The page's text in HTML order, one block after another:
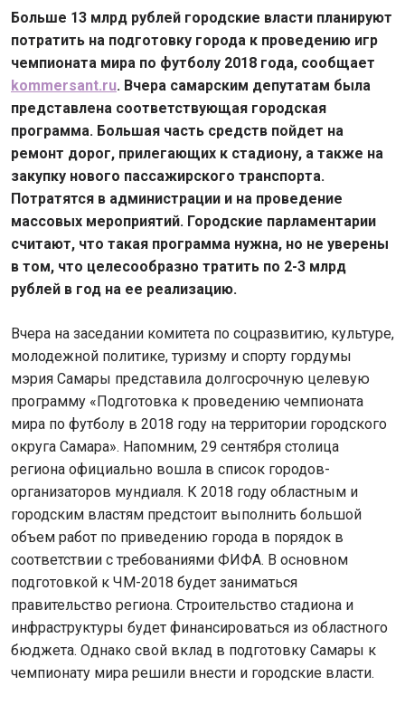
Больше 13 млрд рублей городские власти планируют
потратить на подготовку города к проведению игр
чемпионата мира по футболу 2018 года, сообщает
kommersant.ru. Вчера самарским депутатам была
представлена соответствующая городская
программа. Большая часть средств пойдет на
ремонт дорог, прилегающих к стадиону, а также на
закупку нового пассажирского транспорта.
Потратятся в администрации и на проведение
массовых мероприятий. Городские парламентарии
считают, что такая программа нужна, но не уверены
в том, что целесообразно тратить по 2-3 млрд
рублей в год на ее реализацию.
Вчера на заседании комитета по соцразвитию, культуре,
молодежной политике, туризму и спорту гордумы
мэрия Самары представила долгосрочную целевую
программу «Подготовка к проведению чемпионата
мира по футболу в 2018 году на территории городского
округа Самара». Напомним, 29 сентября столица
региона официально вошла в список городов-
организаторов мундиаля. К 2018 году областным и
городским властям предстоит выполнить большой
объем работ по приведению города в порядок в
соответствии с требованиями ФИФА. В основном
подготовкой к ЧМ-2018 будет заниматься
правительство региона. Строительство стадиона и
инфраструктуры будет финансироваться из областного
бюджета. Однако свой вклад в подготовку Самары к
чемпионату мира решили внести и городские власти.